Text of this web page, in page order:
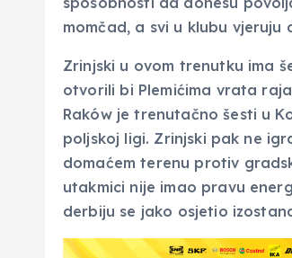
momčad, a svi u klubu
Zrinjski u ovom trenutku ima
otvorili bi Plemićima vrata
Raków je trenutačno šesti u
poljskoj ligi. Zrinjski pak ne
domaćem terenu protiv
utakmici nije imao pravu
derbiju se jako osjetio